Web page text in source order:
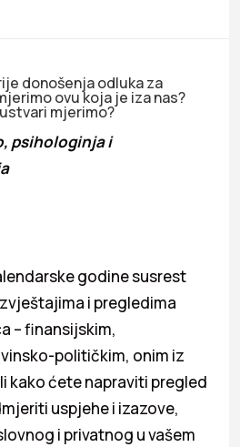
donošenja odluka za
ovu koja je iza nas?
mjerimo?
psihologinja i
godine susrest
i pregledima
– finansijskim,
političkim, onim iz
kako ćete napraviti pregled
uspjehe i izazove,
i privatnog u vašem